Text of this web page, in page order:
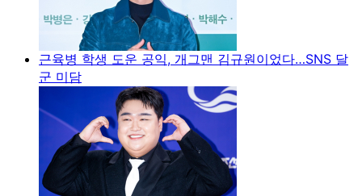
근육병 학생 도운 공익, 개그맨 김규원이었다…SNS 달
군 미담